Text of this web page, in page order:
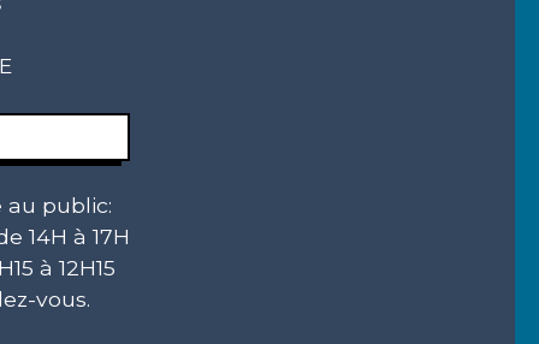
au public:
14H à 17H
à 12H15
vous.